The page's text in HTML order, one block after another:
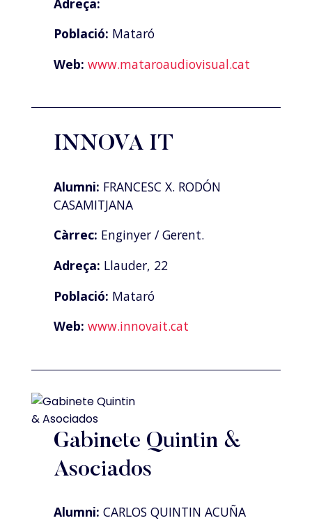
Població: Mataró
Web: www.mataroaudiovisual.cat
INNOVA IT
Alumni: FRANCESC X. RODÓN
CASAMITJANA
Càrrec: Enginyer / Gerent.
Adreça: Llauder, 22
Població: Mataró
Web: www.innovait.cat
Gabinete Quintin &
Asociados
Alumni: CARLOS QUINTIN ACUÑA